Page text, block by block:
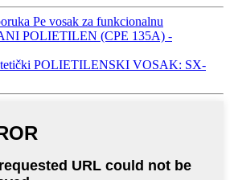
Pe vosak za funkcionalnu
POLIETILEN (CPE 135A) -
POLIETILENSKI VOSAK: SX-